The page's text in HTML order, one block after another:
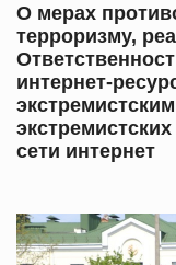
О мерах
терроризму,
интернет-
сети интернет